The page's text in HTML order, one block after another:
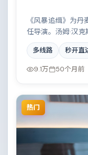
《风暴追缉》为
任导演。汤姆·汉
两条时间线交错推
摄影风格统一，具
多线路 秒开直
9.1万 50个月前
热门